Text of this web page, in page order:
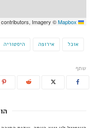
contributors, Imagery ©Mapbox
אוכל אירופה היסטוריה
שתף